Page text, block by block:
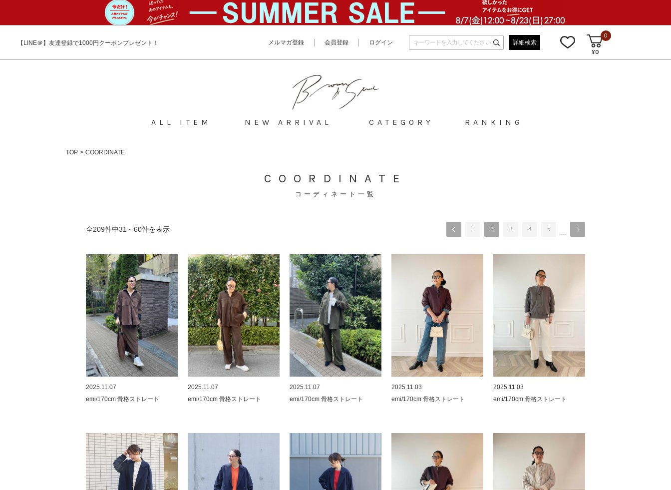
【LINE＠】友達登録で1000円クーポンプレゼント！ メルマガ登録 会員登録 ログイン 詳細検索
0
¥0
ALL ITEMS NEW ARRIVAL CATEGORY RANKING
TOP COORDINATE
COORDINATE
コーディネート一覧
全209件中31 ～60件を表示 1 2 3 4 5 …
2025.11.07
emi/170cm 骨格ストレート
2025.11.07
emi/170cm 骨格ストレート
2025.11.07
emi/170cm 骨格ストレート
2025.11.03
emi/170cm 骨格ストレート
2025.11.03
emi/170cm 骨格ストレート